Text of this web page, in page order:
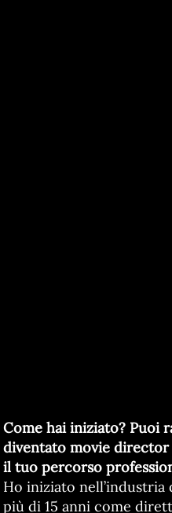
Come hai iniziato? Puoi
diventato movie
il tuo percorso
Ho iniziato
più di 15 anni come